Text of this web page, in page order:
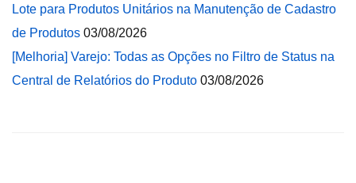
Lote para Produtos Unitários na Manutenção de Cadastro
de Produtos 03/08/2026
[Melhoria] Varejo: Todas as Opções no Filtro de Status na
Central de Relatórios do Produto 03/08/2026